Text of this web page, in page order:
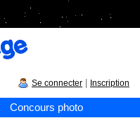
Concours photo
Se connecter Inscription